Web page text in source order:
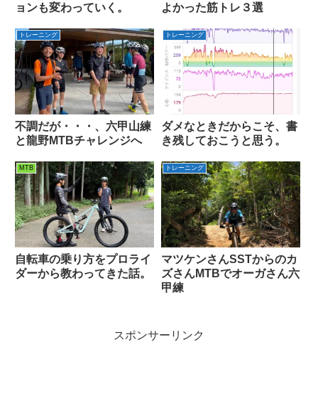
ョンも変わっていく。
よかった筋トレ３選
トレーニング
不調だが・・・、六甲山練
と龍野MTBチャレンジへ
トレーニング
ダメなときだからこそ、書
き残しておこうと思う。
MTB
自転車の乗り方をプロライ
ダーから教わってきた話。
トレーニング
マツケンさんSSTからのカ
ズさんMTBでオーガさん六
甲練
スポンサーリンク